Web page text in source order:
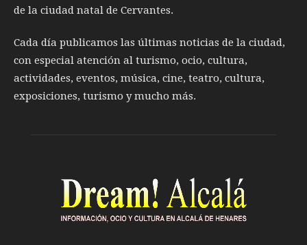
de la ciudad natal de Cervantes.
Cada día publicamos las últimas noticias de la ciudad,
con especial atención al turismo, ocio, cultura,
actividades, eventos, música, cine, teatro, cultura,
exposiciones, turismo y mucho más.